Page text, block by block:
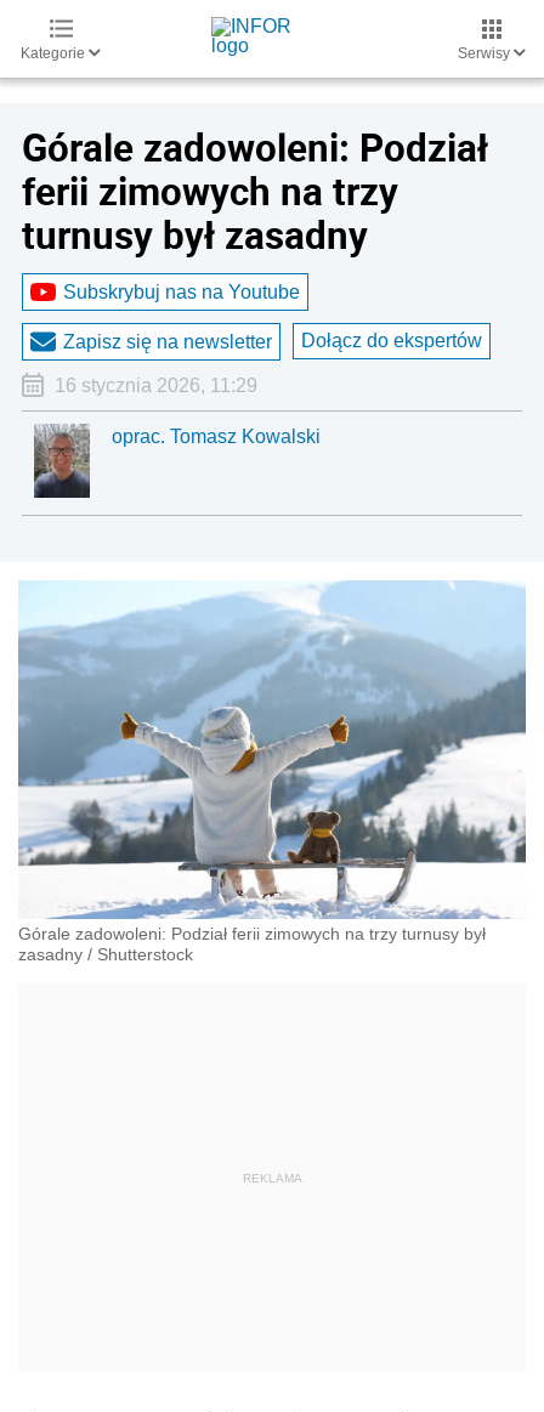
Kategorie Serwisy
Górale zadowoleni: Podział
ferii zimowych na trzy
turnusy był zasadny
Subskrybuj nas na Youtube
Zapisz się na newsletter Dołącz do ekspertów
16 stycznia 2026, 11:29
oprac. Tomasz Kowalski
Górale zadowoleni: Podział ferii zimowych na trzy turnusy był
zasadny / Shutterstock